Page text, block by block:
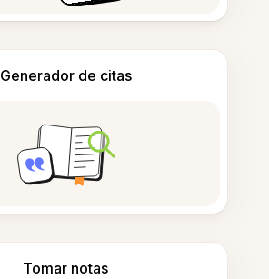
Generador de citas
Tomar notas